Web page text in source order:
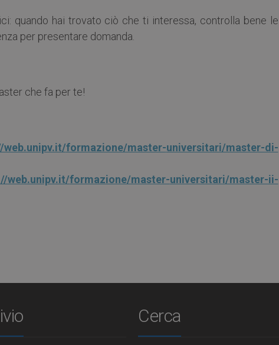
quando hai trovato ciò che ti interessa, controlla bene le
per presentare domanda.
che fa per te!
web.unipv.it/formazione/master-universitari/master-di-
web.unipv.it/formazione/master-universitari/master-ii-
Cerca